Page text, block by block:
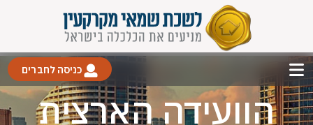
כניסה לחברים
הוועידה הארצית